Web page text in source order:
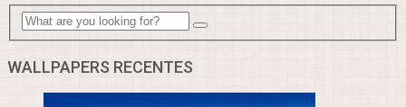
WALLPAPERS RECENTES